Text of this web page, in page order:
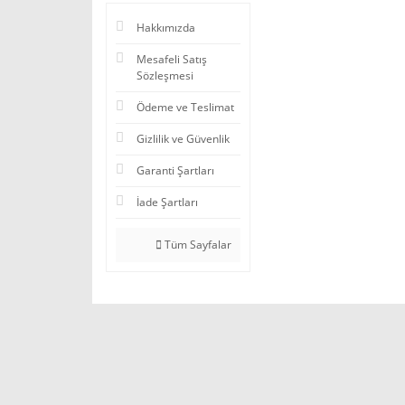
Hakkımızda
Mesafeli Satış
Sözleşmesi
Ödeme ve Teslimat
Gizlilik ve Güvenlik
Garanti Şartları
İade Şartları
Tüm Sayfalar